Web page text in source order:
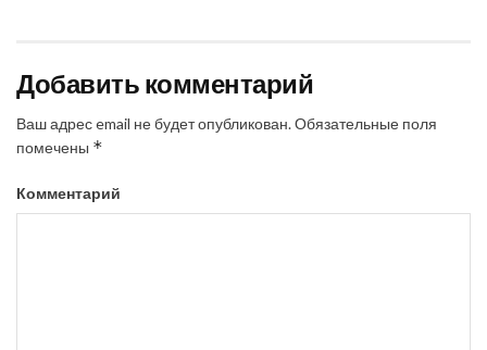
Добавить комментарий
Ваш адрес email не будет опубликован.Обязательные поля
помечены *
Комментарий